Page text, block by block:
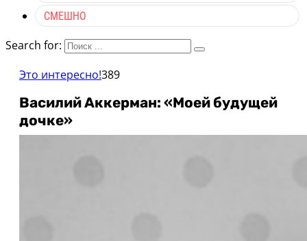
СМЕШНО
Search for:
Это интересно!389
Василий Аккерман: «Моей будущей
дочке»